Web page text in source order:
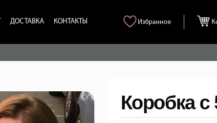
ДОСТАВКА КОНТАКТЫ Избранное
Коробка